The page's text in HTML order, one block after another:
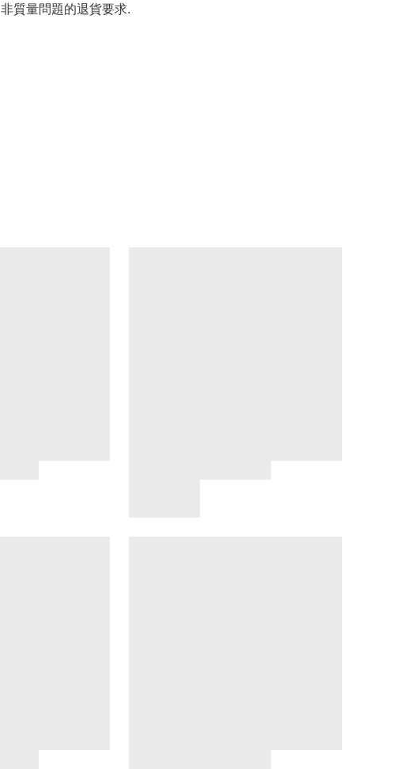
非質量問題的退貨要求.